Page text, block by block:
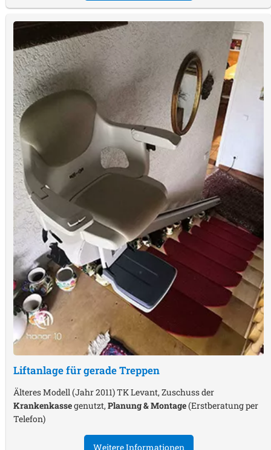
Liftanlage für gerade Treppen
Älteres Modell (Jahr 2011) TK Levant, Zuschuss der
Krankenkassegenutzt,Planung & Montage(Erstberatung per
Telefon)
Weitere Informationen